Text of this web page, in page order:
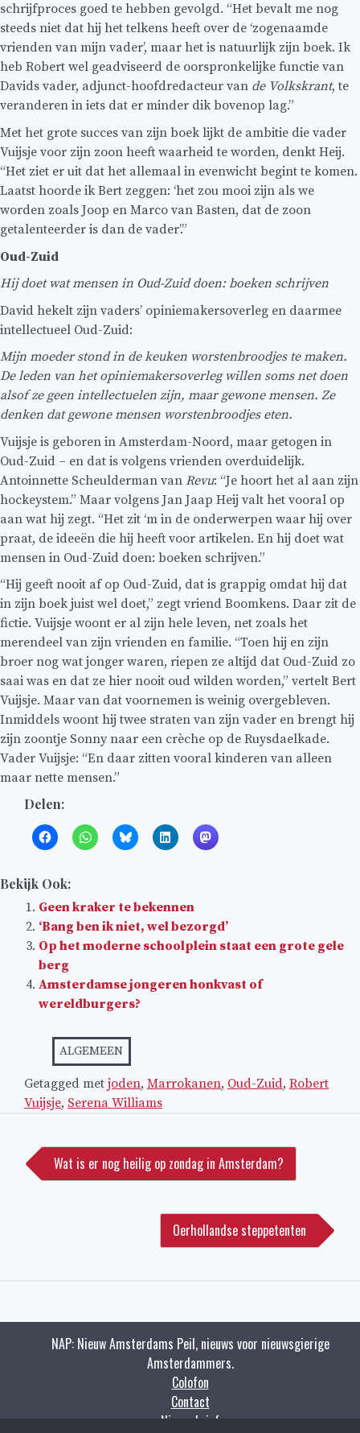
schrijfproces goed te hebben gevolgd. “Het bevalt me nog
steeds niet dat hij het telkens heeft over de ‘zogenaamde
vrienden van mijn vader’, maar het is natuurlijk zijn boek. Ik
heb Robert wel geadviseerd de oorspronkelijke functie van
Davids vader, adjunct-hoofdredacteur van de Volkskrant, te
veranderen in iets dat er minder dik bovenop lag.”
Met het grote succes van zijn boek lijkt de ambitie die vader
Vuijsje voor zijn zoon heeft waarheid te worden, denkt Heij.
“Het ziet er uit dat het allemaal in evenwicht begint te komen.
Laatst hoorde ik Bert zeggen: ‘het zou mooi zijn als we
worden zoals Joop en Marco van Basten, dat de zoon
getalenteerder is dan de vader’.”
Oud-Zuid
Hij doet wat mensen in Oud-Zuid doen: boeken schrijven
David hekelt zijn vaders’ opiniemakersoverleg en daarmee
intellectueel Oud-Zuid:
Mijn moeder stond in de keuken worstenbroodjes te maken.
De leden van het opiniemakersoverleg willen soms net doen
alsof ze geen intellectuelen zijn, maar gewone mensen. Ze
denken dat gewone mensen worstenbroodjes eten.
Vuijsje is geboren in Amsterdam-Noord, maar getogen in
Oud-Zuid – en dat is volgens vrienden overduidelijk.
Antoinnette Scheulderman van Revu: “Je hoort het al aan zijn
hockeystem.” Maar volgens Jan Jaap Heij valt het vooral op
aan wat hij zegt. “Het zit ‘m in de onderwerpen waar hij over
praat, de ideeën die hij heeft voor artikelen. En hij doet wat
mensen in Oud-Zuid doen: boeken schrijven.”
“Hij geeft nooit af op Oud-Zuid, dat is grappig omdat hij dat
in zijn boek juist wel doet,” zegt vriend Boomkens. Daar zit de
fictie. Vuijsje woont er al zijn hele leven, net zoals het
merendeel van zijn vrienden en familie. “Toen hij en zijn
broer nog wat jonger waren, riepen ze altijd dat Oud-Zuid zo
saai was en dat ze hier nooit oud wilden worden,” vertelt Bert
Vuijsje. Maar van dat voornemen is weinig overgebleven.
Inmiddels woont hij twee straten van zijn vader en brengt hij
zijn zoontje Sonny naar een crèche op de Ruysdaelkade.
Vader Vuijsje: “En daar zitten vooral kinderen van alleen
maar nette mensen.”
Delen:
Bekijk Ook:
Geen kraker te bekennen
‘Bang ben ik niet, wel bezorgd’
Op het moderne schoolplein staat een grote gele
berg
Amsterdamse jongeren honkvast of
wereldburgers?
ALGEMEEN
Getagged met joden, Marrokanen, Oud-Zuid, Robert
Vuijsje, Serena Williams
navigatie
Wat is er nog heilig op zondag in Amsterdam?
Oerhollandse steppetenten
NAP: Nieuw Amsterdams Peil, nieuws voor nieuwsgierige
Amsterdammers.
Colofon
Contact
Nieuwsbrief